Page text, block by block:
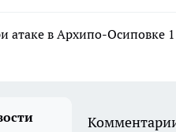
атаке в Архипо-Осиповке